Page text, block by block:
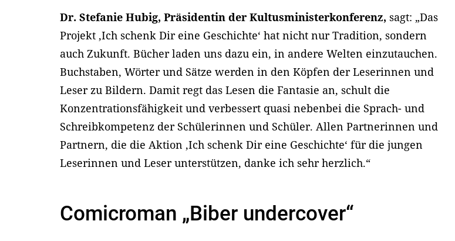
Dr. Stefanie Hubig, Präsidentin der Kultusministerkonferenz, sagt: „Das
Projekt ‚Ich schenk Dir eine Geschichte‘ hat nicht nur Tradition, sondern
auch Zukunft. Bücher laden uns dazu ein, in andere Welten einzutauchen.
Buchstaben, Wörter und Sätze werden in den Köpfen der Leserinnen und
Leser zu Bildern. Damit regt das Lesen die Fantasie an, schult die
Konzentrationsfähigkeit und verbessert quasi nebenbei die Sprach- und
Schreibkompetenz der Schülerinnen und Schüler. Allen Partnerinnen und
Partnern, die die Aktion ‚Ich schenk Dir eine Geschichte‘ für die jungen
Leserinnen und Leser unterstützen, danke ich sehr herzlich.“
Comicroman „Biber undercover“